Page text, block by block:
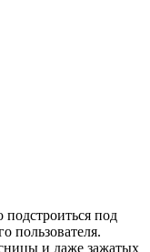
под
пользователя.
и даже зажатых